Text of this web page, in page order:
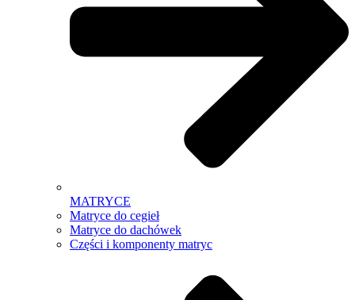
MATRYCE
Matryce do cegieł
Matryce do dachówek
Części i komponenty matryc